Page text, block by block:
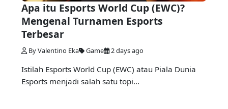
Apa itu Esports World Cup (EWC)?
Mengenal Turnamen Esports
Terbesar
By Valentino Eka Game 2 days ago
Istilah Esports World Cup (EWC) atau Piala Dunia
Esports menjadi salah satu topi...